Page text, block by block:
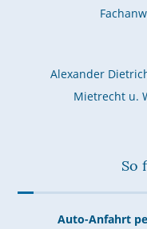
Alexander
Mietrecht u.
So
Auto-Anfahrt